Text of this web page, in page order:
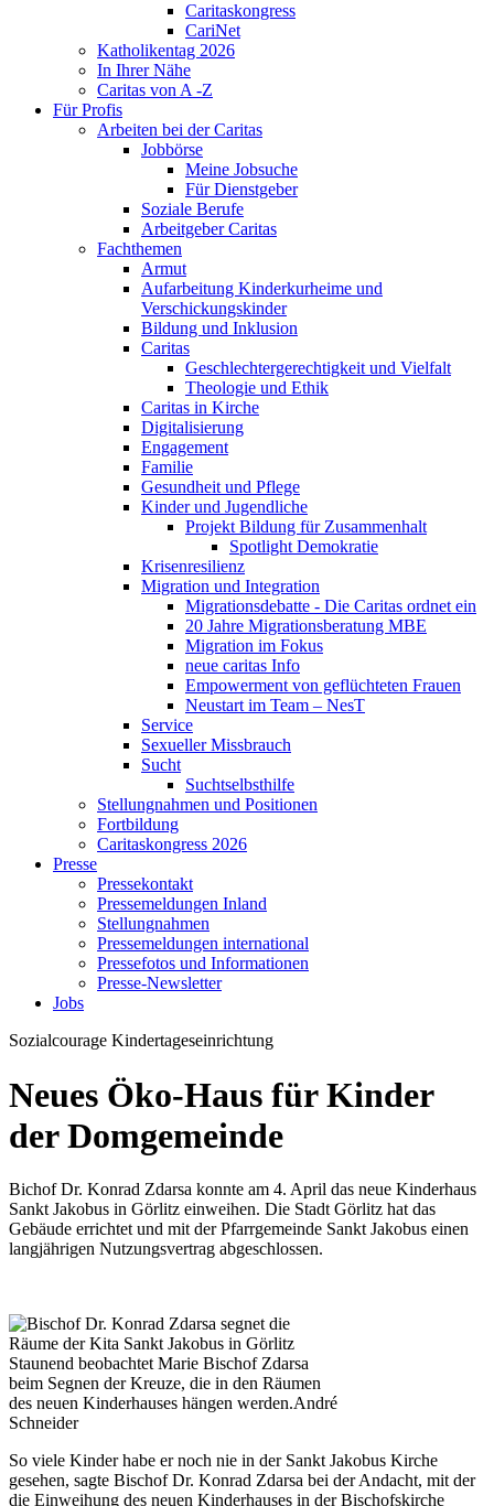
Caritaskongress
CariNet
Katholikentag 2026
In Ihrer Nähe
Caritas von A -Z
Für Profis
Arbeiten bei der Caritas
Jobbörse
Meine Jobsuche
Für Dienstgeber
Soziale Berufe
Arbeitgeber Caritas
Fachthemen
Armut
Aufarbeitung Kinderkurheime und
Verschickungskinder
Bildung und Inklusion
Caritas
Geschlechtergerechtigkeit und Vielfalt
Theologie und Ethik
Caritas in Kirche
Digitalisierung
Engagement
Familie
Gesundheit und Pflege
Kinder und Jugendliche
Projekt Bildung für Zusammenhalt
Spotlight Demokratie
Krisenresilienz
Migration und Integration
Migrationsdebatte - Die Caritas ordnet ein
20 Jahre Migrationsberatung MBE
Migration im Fokus
neue caritas Info
Empowerment von geflüchteten Frauen
Neustart im Team – NesT
Service
Sexueller Missbrauch
Sucht
Suchtselbsthilfe
Stellungnahmen und Positionen
Fortbildung
Caritaskongress 2026
Presse
Pressekontakt
Pressemeldungen Inland
Stellungnahmen
Pressemeldungen international
Pressefotos und Informationen
Presse-Newsletter
Jobs
Sozialcourage Kindertageseinrichtung
Neues Öko-Haus für Kinder
der Domgemeinde
Bichof Dr. Konrad Zdarsa konnte am 4. April das neue Kinderhaus
Sankt Jakobus in Görlitz einweihen. Die Stadt Görlitz hat das
Gebäude errichtet und mit der Pfarrgemeinde Sankt Jakobus einen
langjährigen Nutzungsvertrag abgeschlossen.
Staunend beobachtet Marie Bischof Zdarsa
beim Segnen der Kreuze, die in den Räumen
des neuen Kinderhauses hängen werden.André
Schneider
So viele Kinder habe er noch nie in der Sankt Jakobus Kirche
gesehen, sagte Bischof Dr. Konrad Zdarsa bei der Andacht, mit der
die Einweihung des neuen Kinderhauses in der Bischofskirche